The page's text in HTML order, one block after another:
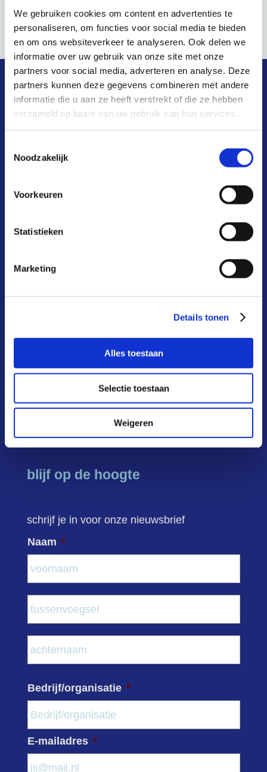
We gebruiken cookies om content en advertenties te
personaliseren, om functies voor social media te bieden
en om ons websiteverkeer te analyseren. Ook delen we
informatie over uw gebruik van onze site met onze
partners voor social media, adverteren en analyse. Deze
partners kunnen deze gegevens combineren met andere
informatie die u aan ze heeft verstrekt of die ze hebben
verzameld op basis van uw gebruik van hun services.
Noodzakelijk
Voorkeuren
Statistieken
Marketing
Details tonen
Alles toestaan
Selectie toestaan
Weigeren
Werkgroep Privacy en Security Informatiebijeenkomst
snel naar
waarom?
deelnemers
actueel
blijf op de hoogte
schrijf je in voor onze nieuwsbrief
Naam *
Bedrijf/organisatie *
E-mailadres *